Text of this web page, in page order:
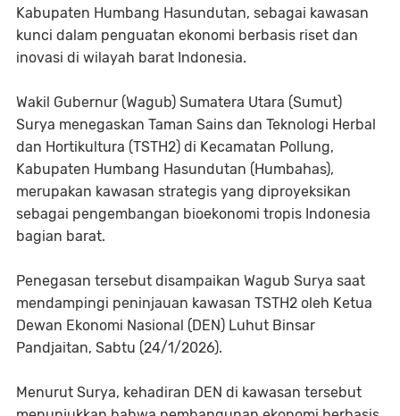
Kabupaten Humbang Hasundutan, sebagai kawasan
kunci dalam penguatan ekonomi berbasis riset dan
inovasi di wilayah barat Indonesia.
Wakil Gubernur (Wagub) Sumatera Utara (Sumut)
Surya menegaskan Taman Sains dan Teknologi Herbal
dan Hortikultura (TSTH2) di Kecamatan Pollung,
Kabupaten Humbang Hasundutan (Humbahas),
merupakan kawasan strategis yang diproyeksikan
sebagai pengembangan bioekonomi tropis Indonesia
bagian barat.
Penegasan tersebut disampaikan Wagub Surya saat
mendampingi peninjauan kawasan TSTH2 oleh Ketua
Dewan Ekonomi Nasional (DEN) Luhut Binsar
Pandjaitan, Sabtu (24/1/2026).
Menurut Surya, kehadiran DEN di kawasan tersebut